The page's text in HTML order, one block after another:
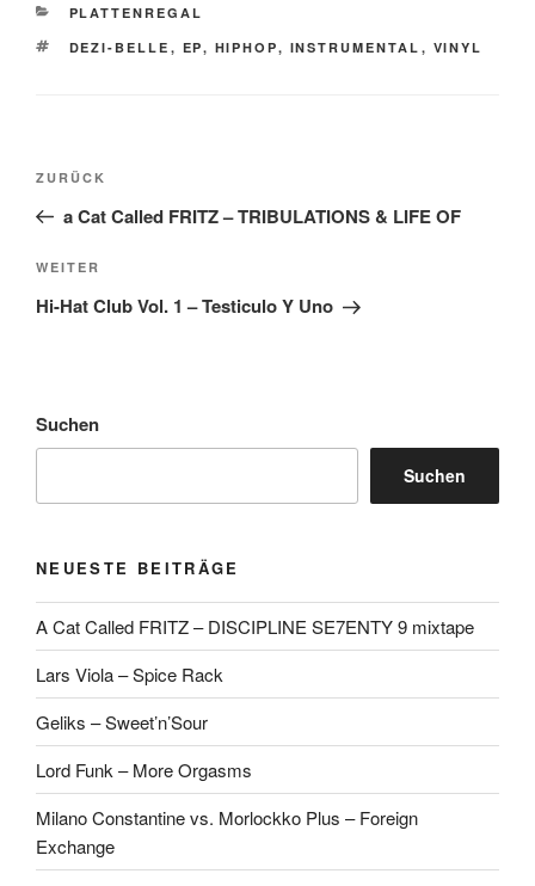
KATEGORIEN
PLATTENREGAL
SCHLAGWÖRTER
DEZI-BELLE , EP, HIPHOP, INSTRUMENTAL , VINYL
Beitragsnavigation
Vorheriger
Beitrag
ZURÜCK
a Cat Called FRITZ – TRIBULATIONS & LIFE OF
Nächster
Beitrag
WEITER
Hi​-​Hat Club Vol. 1 – Testiculo Y Uno
Suchen
Suchen
NEUESTE BEITRÄGE
A Cat Called FRITZ – DISCIPLINE SE7ENTY 9 mixtape
Lars Viola – Spice Rack
Geliks – Sweet’n’Sour
Lord Funk – More Orgasms
Milano Constantine vs. Morlockko Plus – Foreign
Exchange